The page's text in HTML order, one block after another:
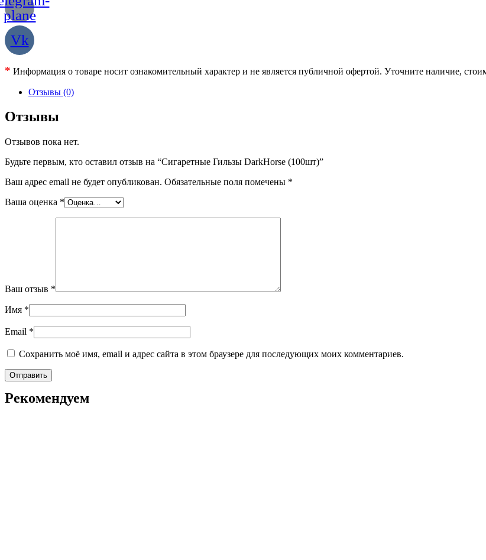
plane
Vk
* Информация о товаре носит ознакомительный характер и не является публичной офертой. Уточните наличие,
Отзывы (0)
Отзывы
Отзывов пока нет.
Будьте первым, кто оставил отзыв на “Сигаретные Гильзы DarkHorse (100шт)”
Ваш адрес email не будет опубликован. Обязательные поля помечены *
Ваша оценка *
Ваш отзыв *
Имя *
Email *
Сохранить моё имя, email и адрес сайта в этом браузере для последующих моих комментариев.
Рекомендуем